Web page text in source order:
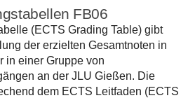
FB06
(ECTS Grading Table) gibt
der erzielten Gesamtnoten in
in einer Gruppe von
an der JLU Gießen. Die
dem ECTS Leitfaden (ECTS